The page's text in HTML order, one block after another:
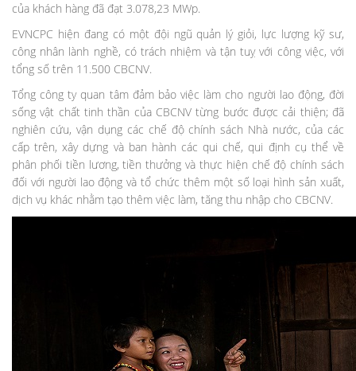
của khách hàng đã đạt 3.078,23 MWp.
EVNCPC hiện đang có một đội ngũ quản lý giỏi, lực lượng kỹ sư,
công nhân lành nghề, có trách nhiệm và tận tuỵ với công việc, với
tổng số trên 11.500 CBCNV.
Tổng công ty quan tâm đảm bảo việc làm cho người lao động, đời
sống vật chất tinh thần của CBCNV từng bước được cải thiện; đã
nghiên cứu, vận dụng các chế độ chính sách Nhà nước, của các
cấp trên, xây dựng và ban hành các qui chế, qui định cụ thể về
phân phối tiền lương, tiền thưởng và thực hiện chế độ chính sách
đối với người lao động và tổ chức thêm một số loại hình sản xuất,
dịch vụ khác nhằm tạo thêm việc làm, tăng thu nhập cho CBCNV.